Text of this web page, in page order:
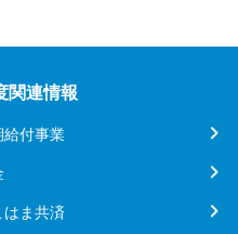
関連情報
給付事業
はま共済